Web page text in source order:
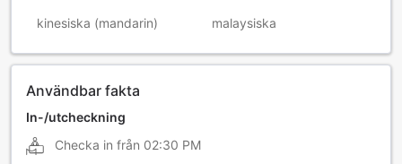
kinesiska (mandarin) malaysiska
Användbar fakta
In-/utcheckning
Checka in från 02:30 PM